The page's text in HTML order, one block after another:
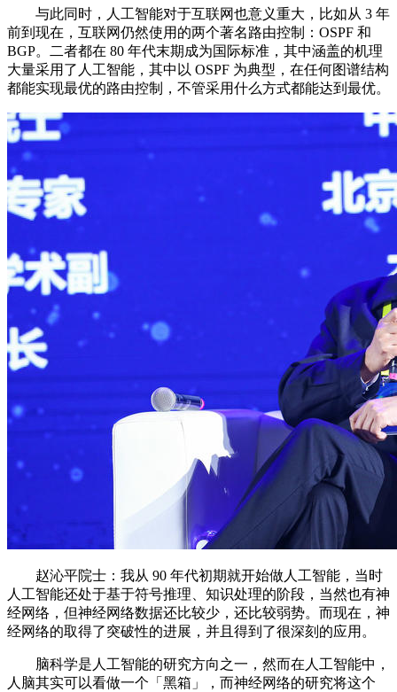
与此同时，人工智能对于互联网也意义重大，比如从 3 年
前到现在，互联网仍然使用的两个著名路由控制：OSPF 和
BGP。二者都在 80 年代末期成为国际标准，其中涵盖的机理
大量采用了人工智能，其中以 OSPF 为典型，在任何图谱结构
都能实现最优的路由控制，不管采用什么方式都能达到最优。
赵沁平院士：我从 90 年代初期就开始做人工智能，当时
人工智能还处于基于符号推理、知识处理的阶段，当然也有神
经网络，但神经网络数据还比较少，还比较弱势。而现在，神
经网络的取得了突破性的进展，并且得到了很深刻的应用。
脑科学是人工智能的研究方向之一，然而在人工智能中，
人脑其实可以看做一个「黑箱」，而神经网络的研究将这个